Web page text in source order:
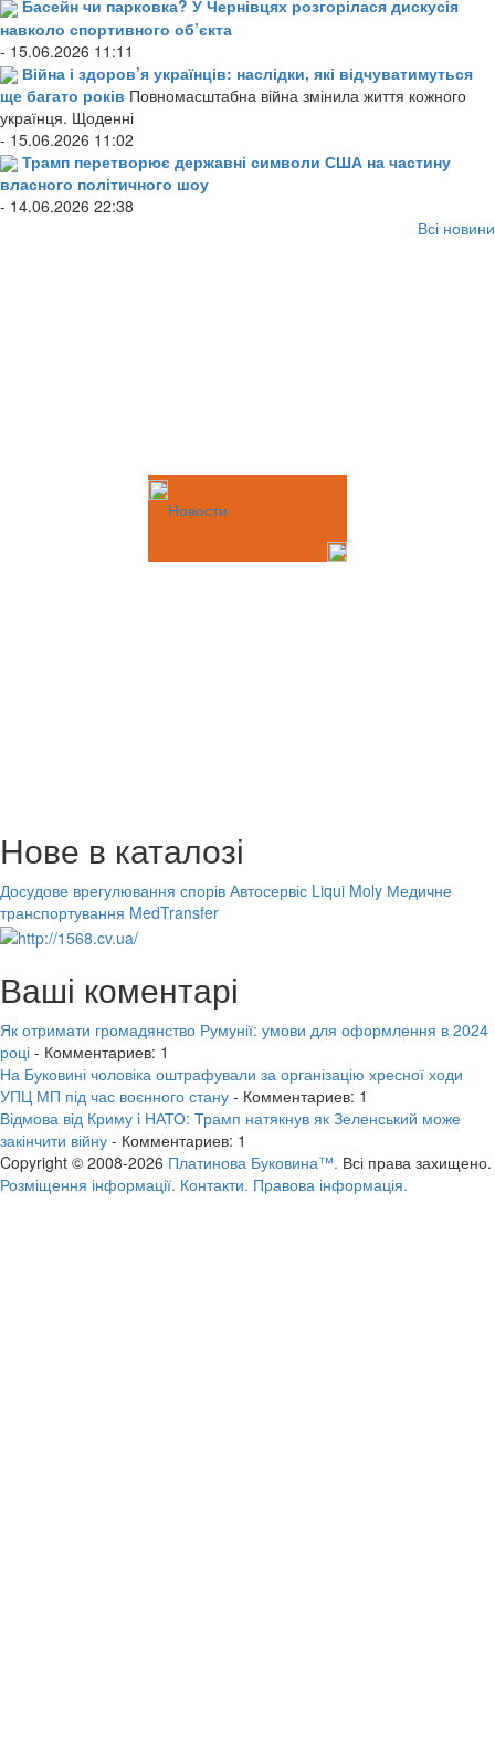
Басейн чи парковка? У Чернівцях розгорілася дискусія
навколо спортивного об’єкта
- 15.06.2026 11:11
Війна і здоров’я українців: наслідки, які відчуватимуться
ще багато років Повномасштабна війна змінила життя кожного
українця. Щоденні
- 15.06.2026 11:02
Трамп перетворює державні символи США на частину
власного політичного шоу
- 14.06.2026 22:38
Всі новини
Новости
Нове в каталозі
Досудове врегулювання спорів Автосервіс Liqui Moly Медичне
транспортування MedTransfer
Ваші коментарі
Як отримати громадянство Румунії: умови для оформлення в 2024
році - Комментариев: 1
На Буковині чоловіка оштрафували за організацію хресної ходи
УПЦ МП під час воєнного стану - Комментариев: 1
Відмова від Криму і НАТО: Трамп натякнув як Зеленський може
закінчити війну - Комментариев: 1
Copyright © 2008-2026 Платинова Буковина™. Всі права захищено.
Розміщення інформації. Контакти. Правова інформація.